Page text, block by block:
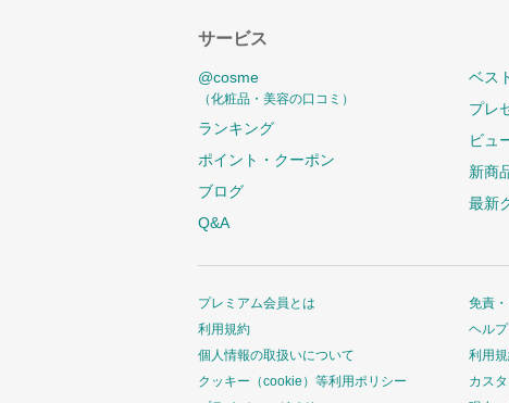
サービス
@cosme
（化粧品・美容の口コミ）
ランキング
ポイント・クーポン
ブログ
Q&A
ベス
プレ
ビュ
新商
最新
プレミアム会員とは
利用規約
個人情報の取扱いについて
クッキー（cookie）等利用ポリシー
免責
ヘル
利用
カス